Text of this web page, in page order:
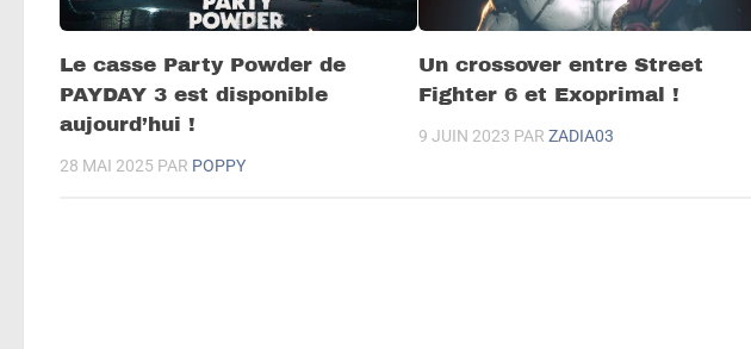
Le casse Party Powder de
PAYDAY 3 est disponible
aujourd’hui !
28 MAI 2025 PAR POPPY
Un crossover entre Street
Fighter 6 et Exoprimal !
9 JUIN 2023 PARZADIA03